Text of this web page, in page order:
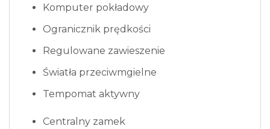
Komputer pokładowy
Ogranicznik prędkości
Regulowane zawieszenie
Światła przeciwmgielne
Tempomat aktywny
Centralny zamek